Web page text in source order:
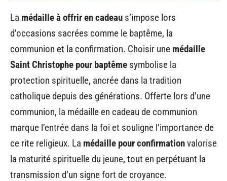
La médaille à offrir en cadeau s’impose lors
d’occasions sacrées comme le baptême, la
communion et la confirmation. Choisir une médaille
Saint Christophe pour baptême symbolise la
protection spirituelle, ancrée dans la tradition
catholique depuis des générations. Offerte lors d’une
communion, la médaille en cadeau de communion
marque l’entrée dans la foi et souligne l’importance de
ce rite religieux. La médaille pour confirmationvalorise
la maturité spirituelle du jeune, tout en perpétuant la
transmission d’un signe fort de croyance.